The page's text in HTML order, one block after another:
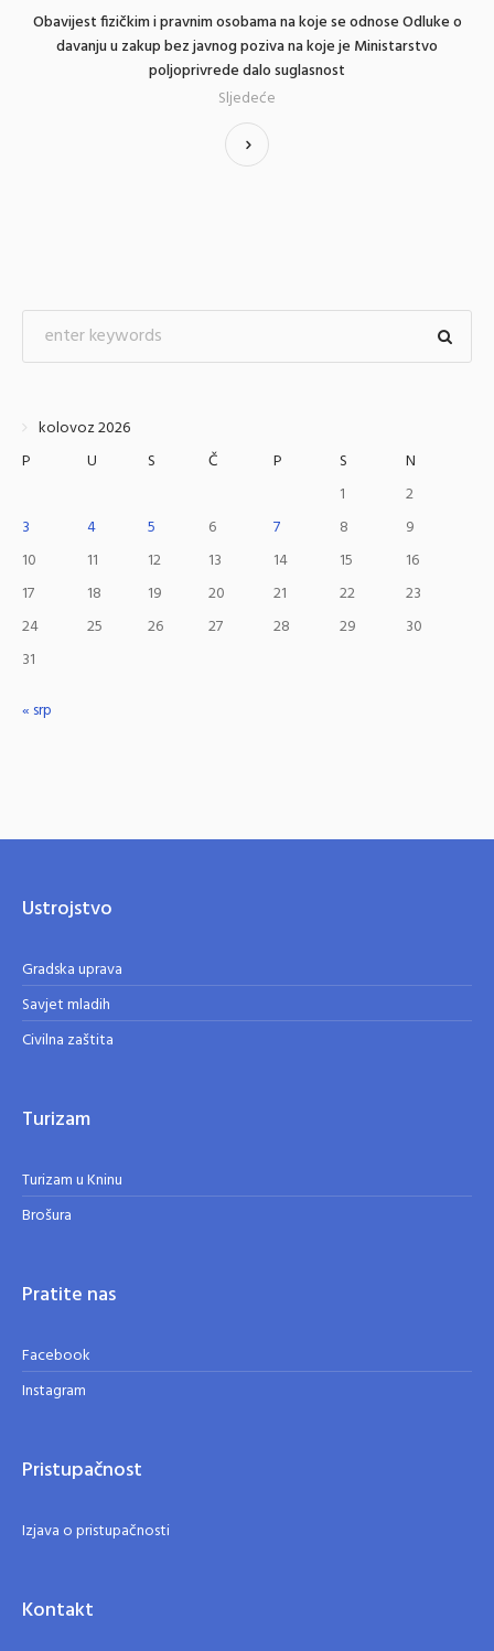
Obavijest fizičkim i pravnim osobama na koje se odnose Odluke o
davanju u zakup bez javnog poziva na koje je Ministarstvo
poljoprivrede dalo suglasnost
Sljedeće
kolovoz 2026
P
U S Č P S
N
1
2
3
4 5 6 7 8
9
10
11 12 13 14 15
16
17
18 19 20 21 22
23
24
25 26 27 28 29
30
31
« srp
Ustrojstvo
Gradska uprava
Savjet mladih
Civilna zaštita
Turizam
Turizam u Kninu
Brošura
Pratite nas
Facebook
Instagram
Pristupačnost
Izjava o pristupačnosti
Kontakt